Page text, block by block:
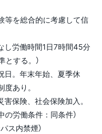
総合的に考慮して信
し労働時間1日7時間45分
とする。）
日。年末年始、夏季休
あり。
害保険、社会保険加入。
の労働条件：同条件）
ス内禁煙）